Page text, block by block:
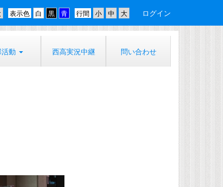
行間
表示色 ログイン
動 西高実況中継 問い合わせ